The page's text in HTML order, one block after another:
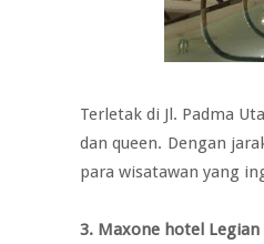
Terletak di Jl. Padma
dan queen. Dengan
para wisatawan yang
3. Maxone hotel Legian